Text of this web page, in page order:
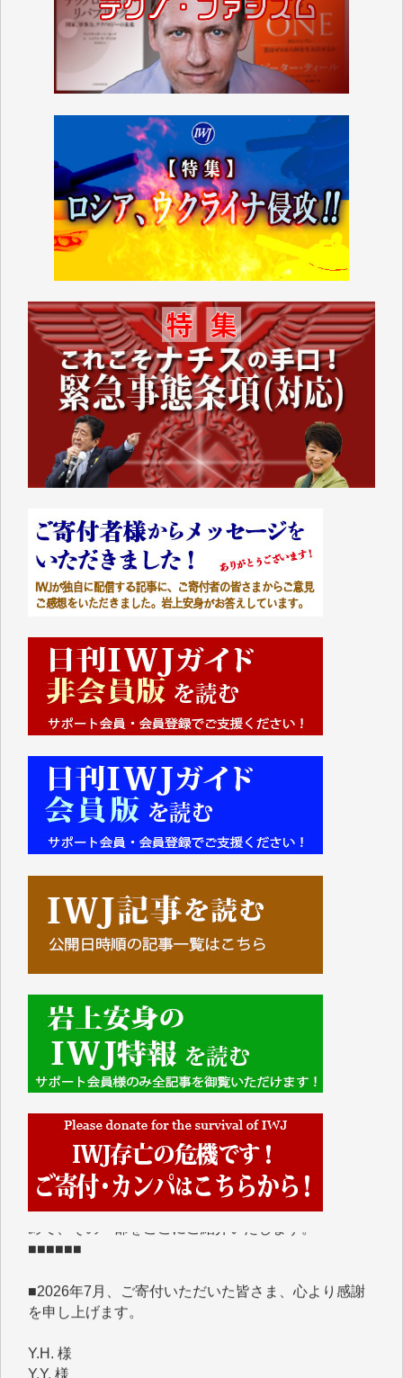
IWJには、ご寄付・カンパをいただいた方々より、た
くさんの応援のメッセージが届いています。感謝を込
めて、その一部をここにご紹介いたします。
■■■■■■
■2026年7月、ご寄付いただいた皆さま、心より感謝
を申し上げます。
Y.H. 様
Y.Y. 様
T.M. 様